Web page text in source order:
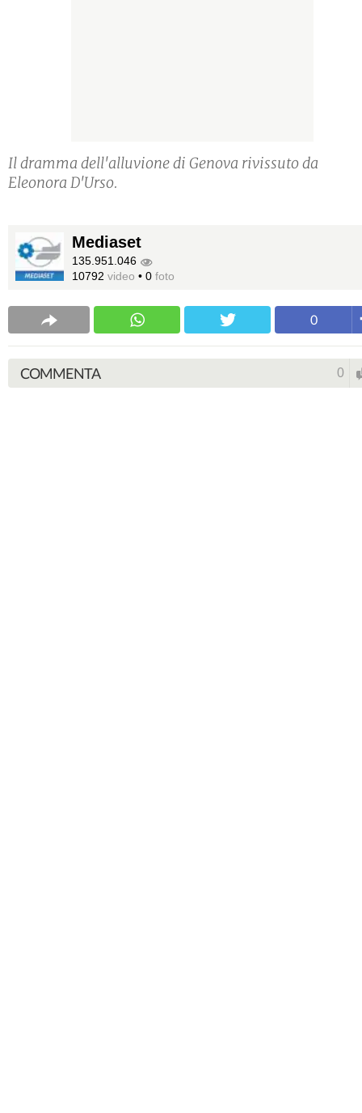
Il dramma dell'alluvione di Genova rivissuto da
Eleonora D'Urso.
Mediaset
135.951.046
10792 video • 0 foto
0
COMMENTA 0